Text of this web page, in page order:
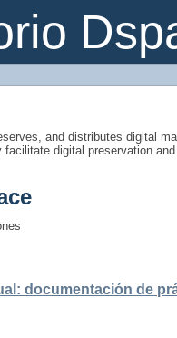
and distributes digital
digital preservation
documentación de